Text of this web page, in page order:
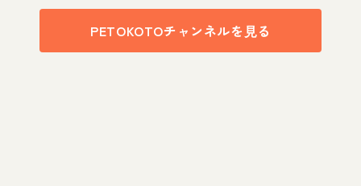
PETOKOTOチャンネルを見る